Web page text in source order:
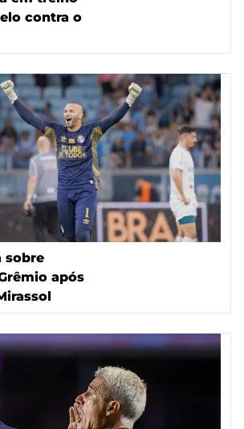
contra o
sobre
após